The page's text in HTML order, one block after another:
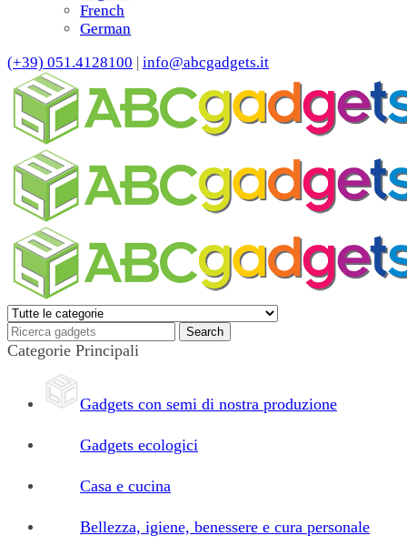
French
German
(+39) 051.4128100 | info@abcgadgets.it
Categorie Principali
Gadgets con semi di nostra produzione
Gadgets ecologici
Casa e cucina
Bellezza, igiene, benessere e cura personale